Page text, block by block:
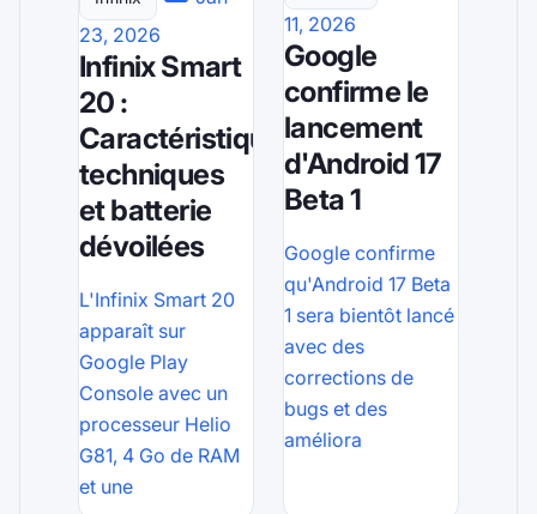
23, 2026
Infinix Smart
20 :
Caractéristiques
techniques
et batterie
dévoilées
L'Infinix Smart 20
apparaît sur
Google Play
Console avec un
processeur Helio
G81, 4 Go de RAM
et une
11, 2026
Google
confirme le
lancement
d'Android 17
Beta 1
Google confirme
qu'Android 17 Beta
1 sera bientôt lancé
avec des
corrections de
bugs et des
améliora